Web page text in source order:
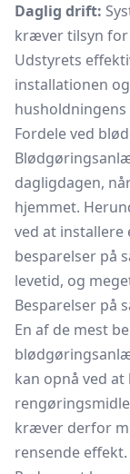
Daglig drift:
kræver tilsyn for
Udstyrets
installationen
Fordele ved
dagligdagen,
hjemmet.
ved at
besparelser på
levetid, og
Besparelser på
En af de mest
kan opnå ved
kræver derfor
rensende effekt.